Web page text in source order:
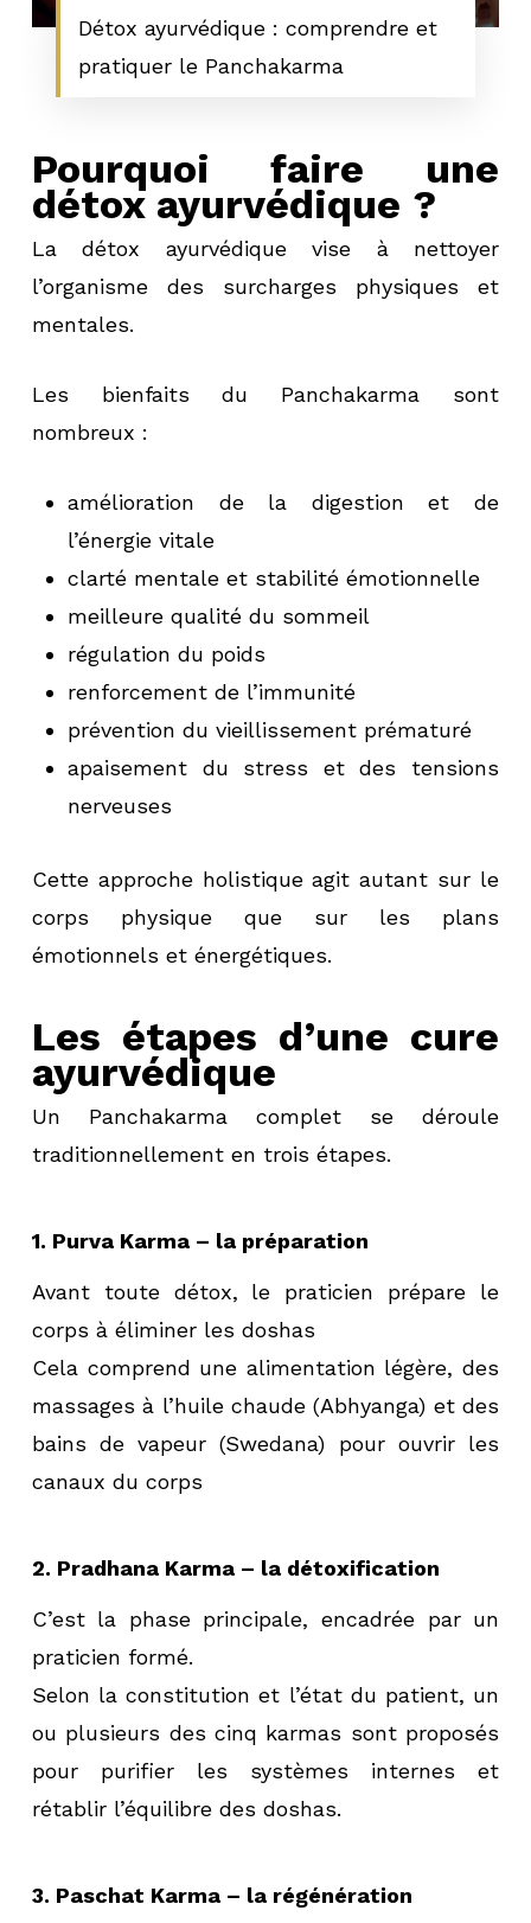
Détox ayurvédique : comprendre et
pratiquer le Panchakarma
Pourquoi faire une
détox ayurvédique ?
La détox ayurvédique vise à nettoyer
l’organisme des surcharges physiques et
mentales.
Les bienfaits du Panchakarma sont
nombreux :
amélioration de la digestion et de
l’énergie vitale
clarté mentale et stabilité émotionnelle
meilleure qualité du sommeil
régulation du poids
renforcement de l’immunité
prévention du vieillissement prématuré
apaisement du stress et des tensions
nerveuses
Cette approche holistique agit autant sur le
corps physique que sur les plans
émotionnels et énergétiques.
Les étapes d’une cure
ayurvédique
Un Panchakarma complet se déroule
traditionnellement en trois étapes.
1. Purva Karma – la préparation
Avant toute détox, le praticien prépare le
corps à éliminer les doshas
Cela comprend une alimentation légère, des
massages à l’huile chaude (Abhyanga) et des
bains de vapeur (Swedana) pour ouvrir les
canaux du corps
2. Pradhana Karma – la détoxification
C’est la phase principale, encadrée par un
praticien formé.
Selon la constitution et l’état du patient, un
ou plusieurs des cinq karmas sont proposés
pour purifier les systèmes internes et
rétablir l’équilibre des doshas.
3. Paschat Karma – la régénération